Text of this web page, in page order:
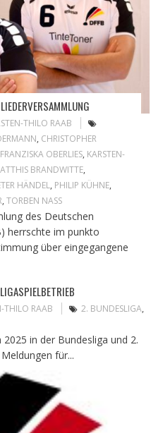
THILO RAAB
, CHRISTOPHER
FRANZISKA OBERLIES, KARSTEN-
BRANDWITTE,
HÄNDEL, PHILIP KÜHNE,
, TORBEN NASS
des Deutschen
herrschte im punkto
über eingegangene
THILO RAAB 2. BUNDESLIGA,
in der Bundesliga und 2.
für...